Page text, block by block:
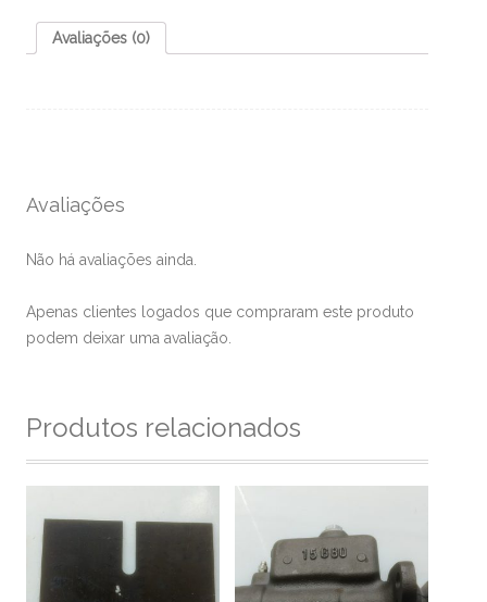
Avaliações (0)
Avaliações
Não há avaliações ainda.
Apenas clientes logados que compraram este produto
podem deixar uma avaliação.
Produtos relacionados